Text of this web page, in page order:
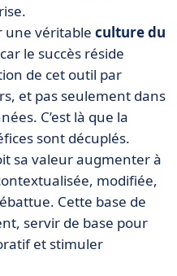
une véritable culture du
le succès réside
de cet outil par
et pas seulement dans
C’est là que la
sont décuplés.
sa valeur augmenter à
modifiée,
Cette base de
servir de base pour
et stimuler